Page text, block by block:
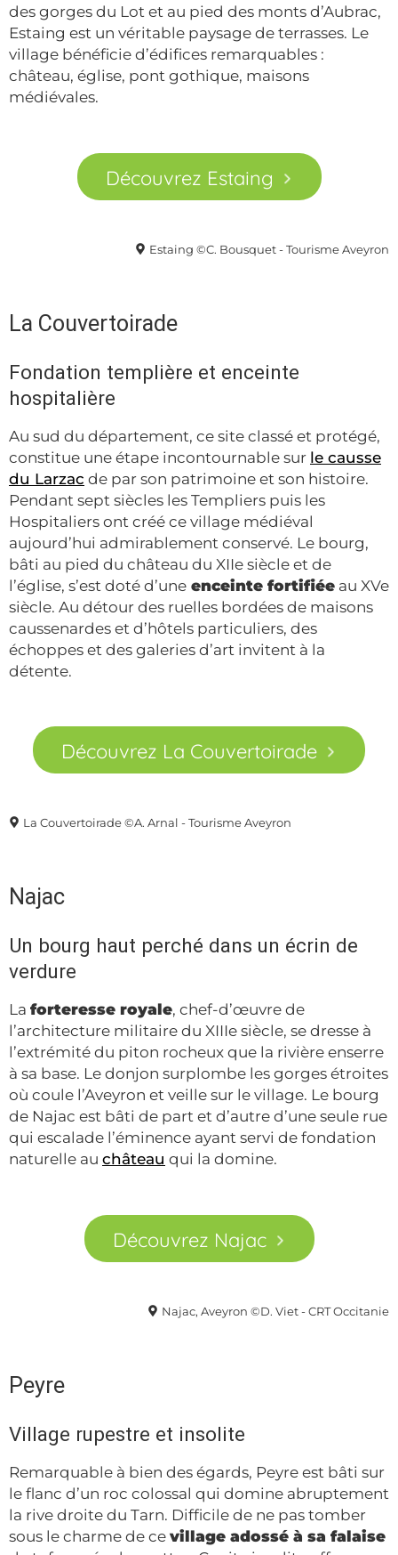
des gorges du Lot et au pied des monts d’Aubrac,
Estaing est un véritable paysage de terrasses. Le
village bénéficie d’édifices remarquables :
château, église, pont gothique, maisons
médiévales.
Découvrez Estaing
Estaing ©C. Bousquet - Tourisme Aveyron
La Couvertoirade ©A. Arnal - Tourisme Aveyron
La Couvertoirade
Fondation templière et enceinte
hospitalière
Au sud du département, ce site classé et protégé,
constitue une étape incontournable sur le causse
du Larzac de par son patrimoine et son histoire.
Pendant sept siècles les Templiers puis les
Hospitaliers ont créé ce village médiéval
aujourd’hui admirablement conservé. Le bourg,
bâti au pied du château du XIIe siècle et de
l’église, s’est doté d’une enceinte fortifiée au XVe
siècle. Au détour des ruelles bordées de maisons
caussenardes et d’hôtels particuliers, des
échoppes et des galeries d’art invitent à la
détente.
Découvrez La Couvertoirade
Najac
Un bourg haut perché dans un écrin de
verdure
La forteresse royale, chef-d’œuvre de
l’architecture militaire du XIIIe siècle, se dresse à
l’extrémité du piton rocheux que la rivière enserre
à sa base. Le donjon surplombe les gorges étroites
où coule l’Aveyron et veille sur le village. Le bourg
de Najac est bâti de part et d’autre d’une seule rue
qui escalade l’éminence ayant servi de fondation
naturelle au château qui la domine.
Découvrez Najac
Najac, Aveyron ©D. Viet - CRT Occitanie
Peyre
Village rupestre et insolite
Remarquable à bien des égards, Peyre est bâti sur
le flanc d’un roc colossal qui domine abruptement
la rive droite du Tarn. Difficile de ne pas tomber
sous le charme de ce village adossé à sa falaise